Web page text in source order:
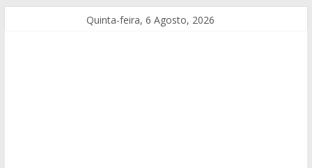
Quinta-feira, 6 Agosto, 2026